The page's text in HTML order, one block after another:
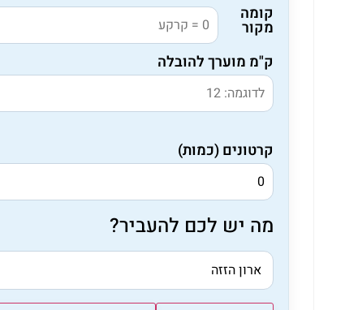
קומה
מקור
ק"מ מוערך להובלה
קרטונים (כמות)
מה יש לכם להעביר?